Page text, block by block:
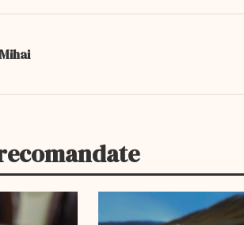
EXCLUSIV